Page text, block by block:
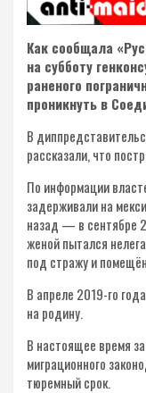
Как сообщала
на субботу
раненого
проникнуть в
В
рассказали, что
По информации
задерживали на
назад — в сентябре
женой пытался
под стражу и
В апреле 2019-го
на родину.
В настоящее время
миграционного
тюремный срок.